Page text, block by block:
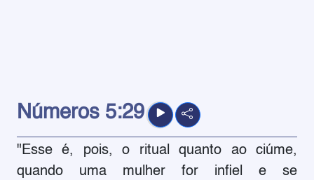
Números 5:29
"Esse é, pois, o ritual quanto ao ciúme,
quando uma mulher for infiel e se